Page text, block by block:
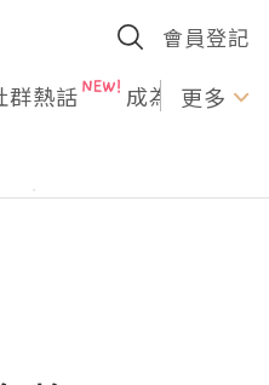
會員登記
群熱話 成為U更多